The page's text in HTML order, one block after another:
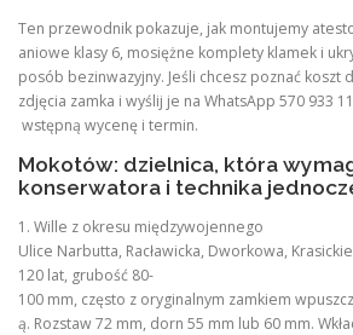
Ten przewodnik pokazuje, jak montujemy
aniowe klasy 6, mosiężne komplety klamek i
posób bezinwazyjny. Jeśli chcesz poznać koszt
zdjęcia zamka i wyślij je na WhatsApp 570 933
wstępną wycenę i termin.
Mokotów: dzielnica, która
konserwatora i technika
1. Wille z okresu międzywojennego
Ulice Narbutta, Racławicka, Dworkowa,
120 lat, grubość 80-
100 mm, często z oryginalnym zamkiem
ą. Rozstaw 72 mm, dorn 55 mm lub 60 mm.